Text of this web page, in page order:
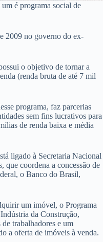
é programa social de
2009 no governo do ex-
o objetivo de tornar a
(renda bruta de até 7 mil
programa, faz parcerias
sem fins lucrativos para
de renda baixa e média
ligado à Secretaria Nacional
que coordena a concessão de
o Banco do Brasil,
um imóvel, o Programa
da Construção,
trabalhadores e um
a oferta de imóveis à venda.